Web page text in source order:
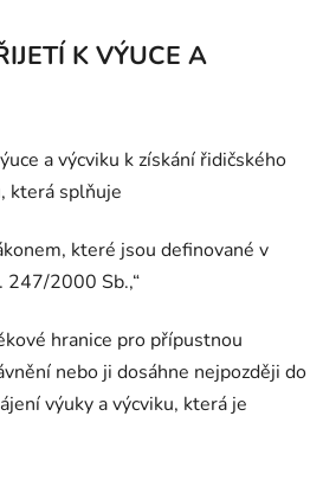
K VÝUCE A
a výcviku k získání řidičského
která splňuje
které jsou definované v
247/2000 Sb.,“
hranice pro přípustnou
nebo ji dosáhne nejpozději do
výuky a výcviku, která je